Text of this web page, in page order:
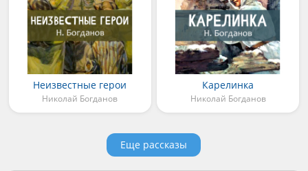
Неизвестные герои
Николай Богданов
Карелинка
Николай Богданов
Еще рассказы